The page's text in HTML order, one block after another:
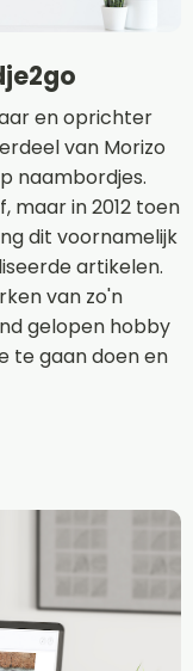
en oprichter
van Morizo
naambordjes.
maar in 2012 toen
dit voornamelijk
artikelen.
van zo'n
gelopen hobby
te gaan doen en